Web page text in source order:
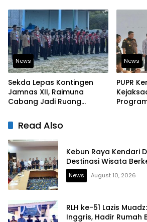
Pangan
News
Sekda Lepas Kontingen
Jamnas XII, Raimuna
Cabang Jadi Ruang
dan Berjiwa Pemimpin
News
PUPR
Read Also
Kebun Raya Kendari
Destinasi Wisata
News August 10, 2026
RLH ke-51 Lazis
Inggris, Hadir Rumah